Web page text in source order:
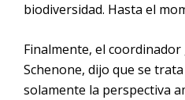
biodiversidad. Hasta el
Finalmente, el
Schenone, dijo que se
solamente la perspectiva